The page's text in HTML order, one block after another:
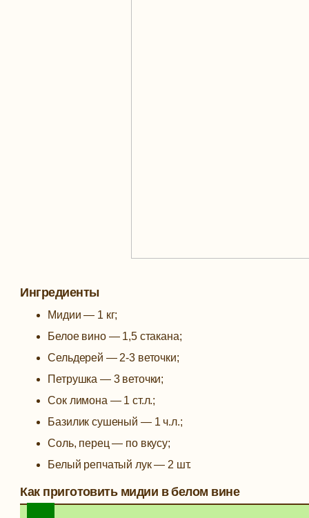
Ингредиенты
Мидии — 1 кг;
Белое вино — 1,5 стакана;
Сельдерей — 2-3 веточки;
Петрушка — 3 веточки;
Сок лимона — 1 ст.л.;
Базилик сушеный — 1 ч.л.;
Соль, перец — по вкусу;
Белый репчатый лук — 2 шт.
Как приготовить мидии в белом вине